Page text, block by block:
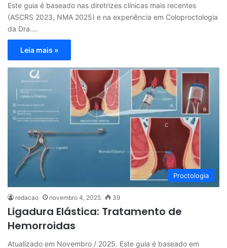
Este guia é baseado nas diretrizes clínicas mais recentes
(ASCRS 2023, NMA 2025) e na experiência em Coloproctologia
da Dra.…
Leia mais »
Proctologia
redacao novembro 4, 2025 39
Ligadura Elástica: Tratamento de
Hemorroidas
Atualizado em Novembro / 2025. Este guia é baseado em